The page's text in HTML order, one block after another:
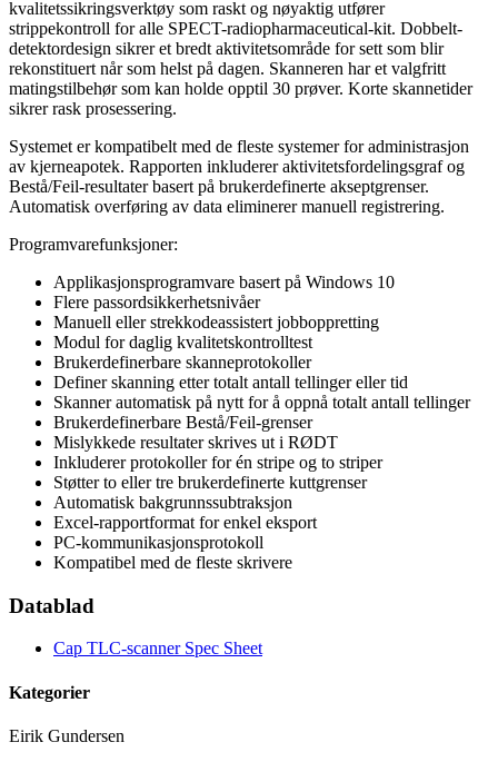
kvalitetssikringsverktøy som raskt og nøyaktig utfører
strippekontroll for alle SPECT-radiopharmaceutical-kit. Dobbelt-
detektordesign sikrer et bredt aktivitetsområde for sett som blir
rekonstituert når som helst på dagen. Skanneren har et valgfritt
matingstilbehør som kan holde opptil 30 prøver. Korte skannetider
sikrer rask prosessering.
Systemet er kompatibelt med de fleste systemer for administrasjon
av kjerneapotek. Rapporten inkluderer aktivitetsfordelingsgraf og
Bestå/Feil-resultater basert på brukerdefinerte akseptgrenser.
Automatisk overføring av data eliminerer manuell registrering.
Programvarefunksjoner:
Applikasjonsprogramvare basert på Windows 10
Flere passordsikkerhetsnivåer
Manuell eller strekkodeassistert jobboppretting
Modul for daglig kvalitetskontrolltest
Brukerdefinerbare skanneprotokoller
Definer skanning etter totalt antall tellinger eller tid
Skanner automatisk på nytt for å oppnå totalt antall tellinger
Brukerdefinerbare Bestå/Feil-grenser
Mislykkede resultater skrives ut i RØDT
Inkluderer protokoller for én stripe og to striper
Støtter to eller tre brukerdefinerte kuttgrenser
Automatisk bakgrunnssubtraksjon
Excel-rapportformat for enkel eksport
PC-kommunikasjonsprotokoll
Kompatibel med de fleste skrivere
Datablad
Cap TLC-scanner Spec Sheet
Kategorier
Eirik Gundersen